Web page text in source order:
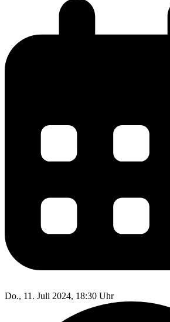
Do., 11. Juli 2024, 18:30 Uhr